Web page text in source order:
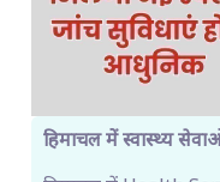
हिमाचल में स्वास्थ्य